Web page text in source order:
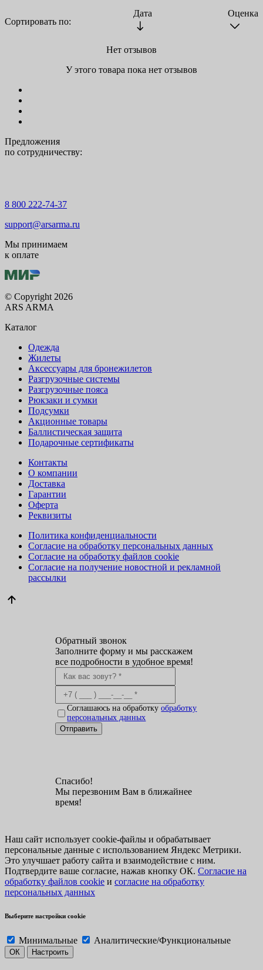
Сортировать по:
Дата Оценка
Нет отзывов
У этого товара пока нет отзывов
Предложения
по сотрудничеству:
8 800 222-74-37
support@arsarma.ru
Мы принимаем
к оплате
© Copyright 2026
ARS ARMA
Каталог
Одежда
Жилеты
Аксессуары для бронежилетов
Разгрузочные системы
Разгрузочные пояса
Рюкзаки и сумки
Подсумки
Акционные товары
Баллистическая защита
Подарочные сертификаты
Контакты
О компании
Доставка
Гарантии
Оферта
Реквизиты
Политика конфиденциальности
Согласие на обработку персональных данных
Согласие на обработку файлов cookie
Согласие на получение новостной и рекламной
рассылки
Обратный звонок
Заполните форму и мы расскажем
все подробности в удобное время!
Соглашаюсь на обработкуобработку
персональных данных
Отправить
Спасибо!
Мы перезвоним Вам в ближайнее
время!
Наш сайт использует cookie-файлы и обрабатывает
персональные данные с использованием Яндекс Метрики.
Это улучшает работу сайта и взаимодействие с ним.
Подтвердите ваше согласие, нажав кнопку ОК. Согласие на
обработку файлов cookie и согласие на обработку
персональных данных
Выберите настройки cookie
Минимальные Аналитические/Функциональные
ОК Настроить